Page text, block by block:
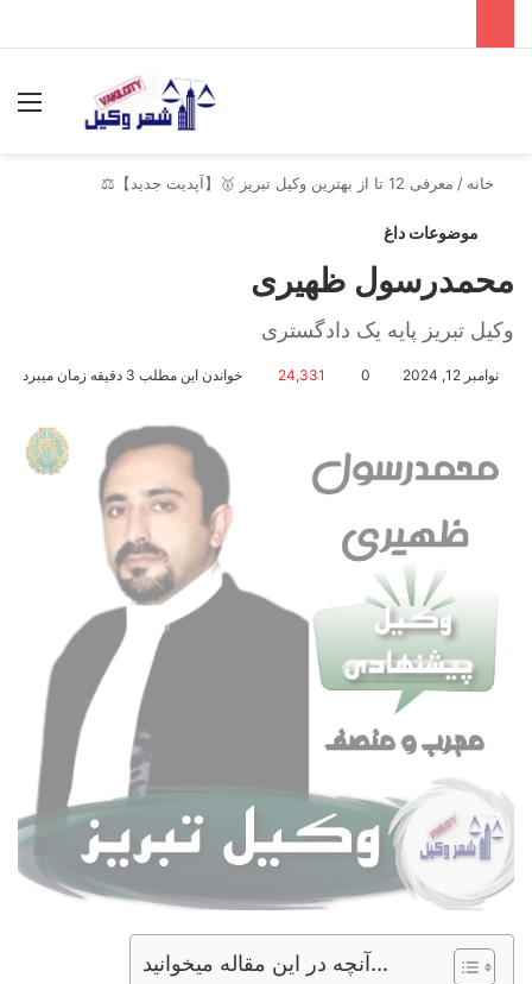
خانه / معرفی 12 تا از بهترین وکیل تبریز 🥇【آپدیت جدید】⚖️
موضوعات داغ
محمدرسول ظهیری
وکیل تبریز پایه یک دادگستری
نوامبر 12, 2024 0
24,331 خواندن این مطلب 3 دقیقه زمان میبرد
آنچه در این مقاله میخوانید...